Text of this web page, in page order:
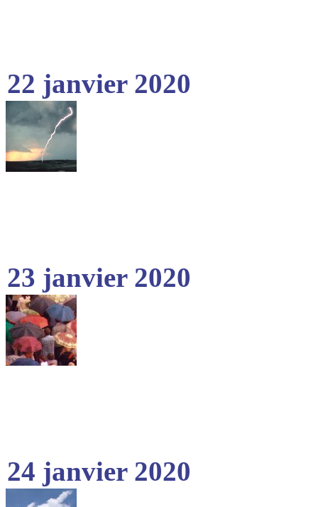
22 janvier 2020
23 janvier 2020
24 janvier 2020